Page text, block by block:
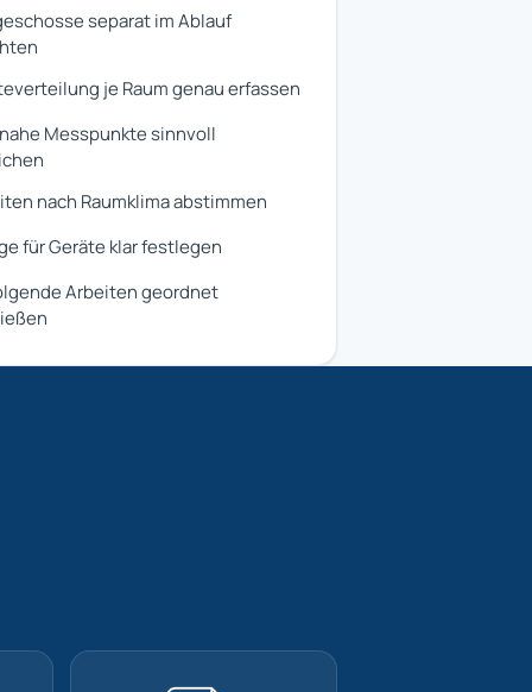
separat im Ablauf
je Raum genau erfassen
Messpunkte sinnvoll
nach Raumklima abstimmen
für Geräte klar festlegen
Arbeiten geordnet